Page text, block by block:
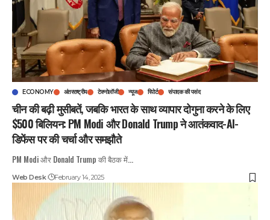
ECONOMY अंतरराष्ट्रीय टेक्नोलॉजी न्यूज रिपोर्ट संपादक की पसंद
चीन की बढ़ी मुसीबतें, जबकि भारत के साथ व्यापार दोगुना करने के लिए
$500 बिलियन: PM Modi और Donald Trump ने आतंकवाद-AI-
डिफेंस पर की चर्चा और समझौते
PM Modi और Donald Trump की बैठक में…
Web Desk February 14, 2025